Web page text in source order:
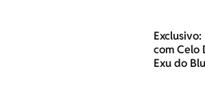
com Celo
Exu do